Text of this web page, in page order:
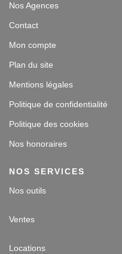
Nos Agences
Contact
Mon compte
Plan du site
Mentions légales
Politique de confidentialité
Politique des cookies
Nos honoraires
NOS SERVICES
Nos outils
Ventes
Locations